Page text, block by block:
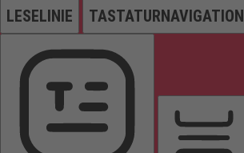
LESELINIE TASTATURNAVIGATION